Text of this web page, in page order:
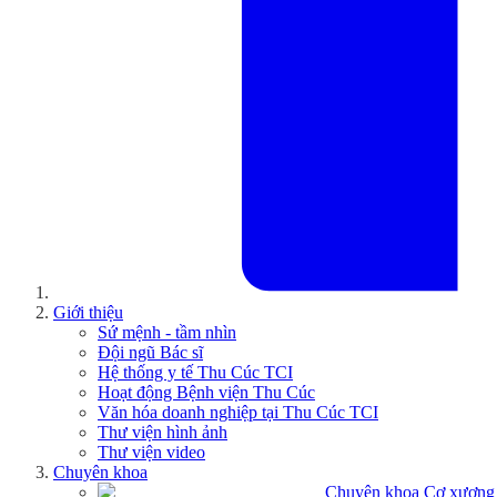
Giới thiệu
Sứ mệnh - tầm nhìn
Đội ngũ Bác sĩ
Hệ thống y tế Thu Cúc TCI
Hoạt động Bệnh viện Thu Cúc
Văn hóa doanh nghiệp tại Thu Cúc TCI
Thư viện hình ảnh
Thư viện video
Chuyên khoa
Chuyên khoa Cơ